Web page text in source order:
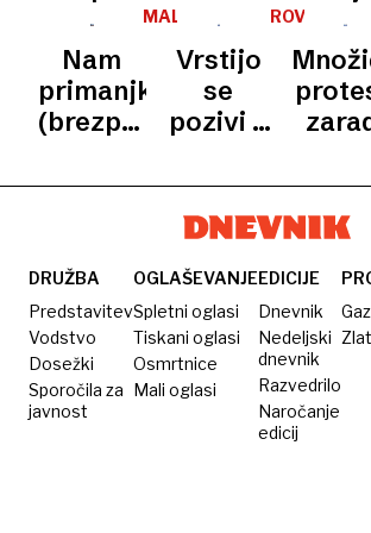
»Ti si
delavec!«
črpalki
piva,
vse štiri
manjše
poslovalnice
znova
protestirali
proti
zaprtju
bencinske
več
MALO
ŠALO,
ZARES
Nam
primanjkuje
(brezplačnih)
ROVTE
Vrstijo
se
pozivi k
bencinskega
servisa
DRUŽBA
Predstavitev
Vodstvo
Dosežki
Sporočila za
javnost
OGLAŠEVANJE
Spletni oglasi
Tiskani oglasi
Osmrtnice
Mali oglasi
EDICIJE
Dnevnik
Nedeljski
dnevnik
Razvedrilo
Naročanje
edicij